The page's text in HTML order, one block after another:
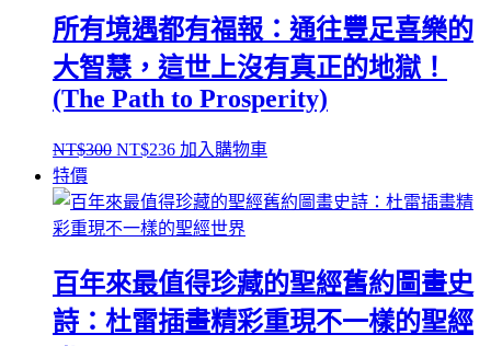
所有境遇都有福報：通往豐足喜樂的
大智慧，這世上沒有真正的地獄！
(The Path to Prosperity)
NT$300 原
價
格：
NT$236目
價
格：
加入購物車
特價
百年來最值得珍藏的聖經舊約圖畫史
詩：杜雷插畫精彩重現不一樣的聖經